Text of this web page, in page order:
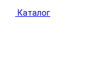
Каталог